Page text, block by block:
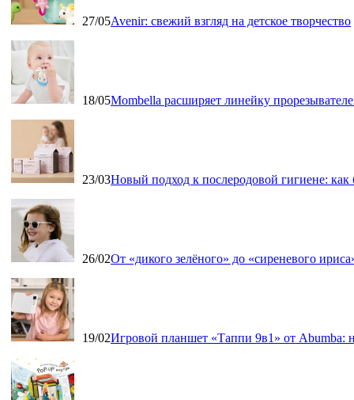
27/05Avenir: свежий взгляд на детское творчество
18/05Mombella расширяет линейку
23/03Новый подход к послеродовой гигиене:
26/02От «дикого зелёного» до «сиреневого
19/02Игровой планшет «Таппи 9в1» от Abumba: